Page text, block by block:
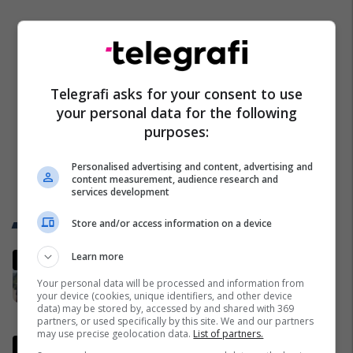
Trend Telegrafi
“Marre duhet me ju ardhë, turp
për votat që i keni”, njëri nga
protestuesit i drejtohet Bedri
Hamzës
Politikë
Ndërpritet seanca, Kurti nuk
Telegrafi asks for your consent to use
your personal data for the following
purposes:
Personalised advertising and content, advertising and
content measurement, audience research and
services development
Store and/or access information on a device
Learn more
Your personal data will be processed and information from
your device (cookies, unique identifiers, and other device
data) may be stored by, accessed by and shared with 369
partners, or used specifically by this site. We and our partners
may use precise geolocation data. List of partners.